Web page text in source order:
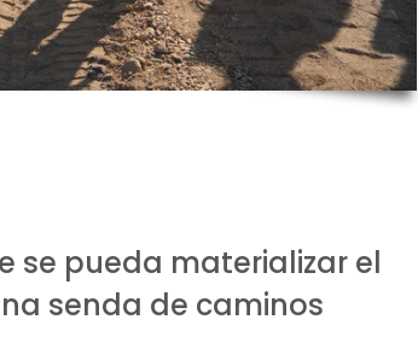
se pueda materializar el
senda de caminos